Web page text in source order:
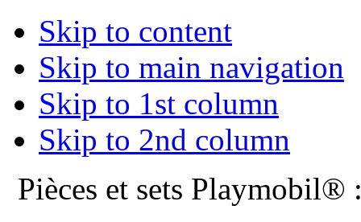
Skip to content
Skip to main navigation
Skip to 1st column
Skip to 2nd column
Pièces et sets Playmobil®